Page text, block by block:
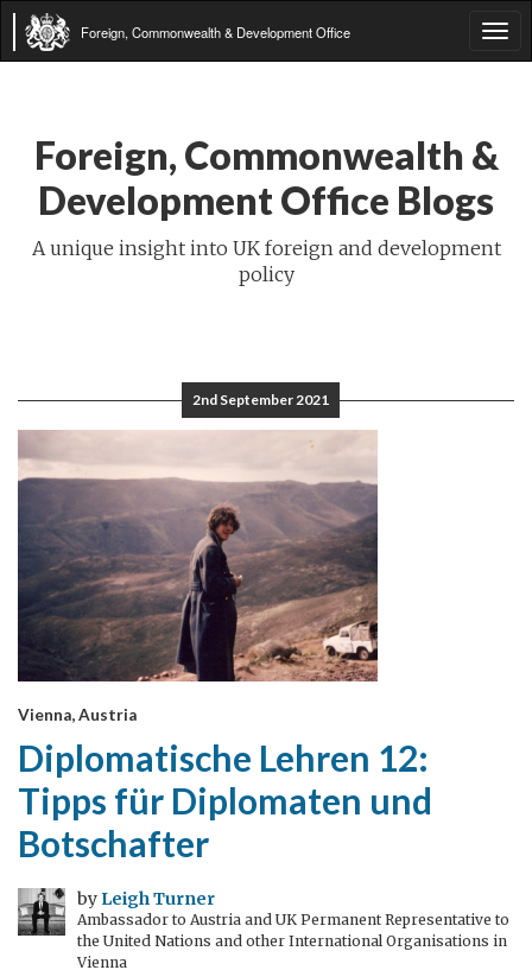
Foreign, Commonwealth & Development Office
Foreign, Commonwealth &
Development Office Blogs
A unique insight into UK foreign and development
policy
2nd September 2021
Vienna, Austria
Diplomatische Lehren 12:
Tipps für Diplomaten und
Botschafter
by Leigh Turner
Ambassador to Austria and UK Permanent Representative to
the United Nations and other International Organisations in
Vienna